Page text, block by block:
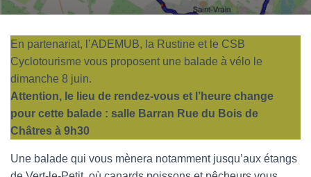
En partenariat, l’ADEMUB, la Rustine et le CSB
Cyclotourisme vous proposent une balade à vélo le
dimanche 8 juin.
Attention, le lieu de rendez-vous et l’heure change
pour cette balade : salle Barran Rue du Bois de
Châtres à 9h30
Une balade qui vous mènera notamment jusqu’aux étangs